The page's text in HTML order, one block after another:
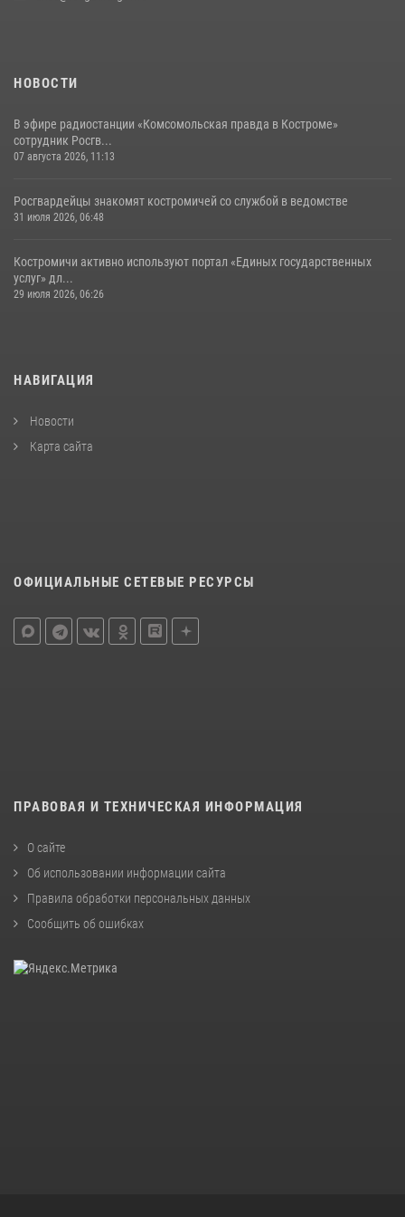
НОВОСТИ
В эфире радиостанции «Комсомольская правда в Костроме»
сотрудник Росгв...
07 августа 2026, 11:13
Росгвардейцы знакомят костромичей со службой в ведомстве
31 июля 2026, 06:48
Костромичи активно используют портал «Единых государственных
услуг» дл...
29 июля 2026, 06:26
НАВИГАЦИЯ
Новости
Карта сайта
ОФИЦИАЛЬНЫЕ СЕТЕВЫЕ РЕСУРСЫ
ПРАВОВАЯ И ТЕХНИЧЕСКАЯ ИНФОРМАЦИЯ
О сайте
Об использовании информации сайта
Правила обработки персональных данных
Сообщить об ошибках